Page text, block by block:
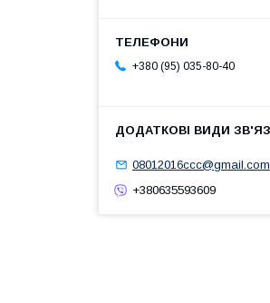
+380 (95) 035-80-40
08012016ccc@gmail.com
+380635593609